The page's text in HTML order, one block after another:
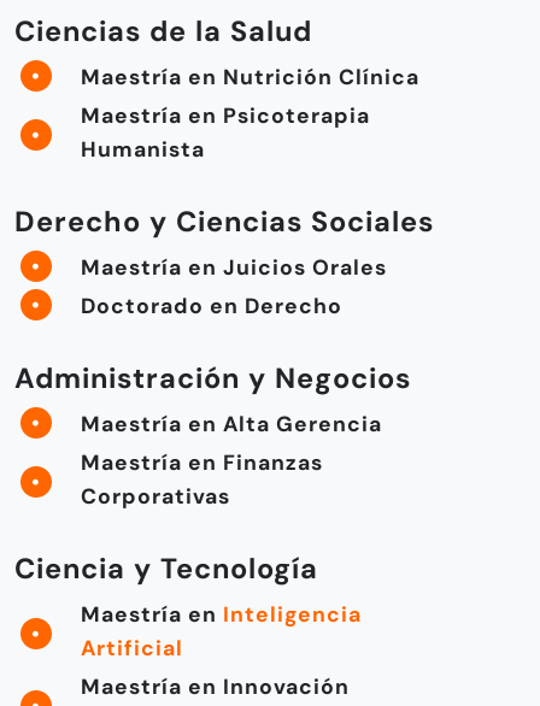
Ciencias de la Salud
Maestría en Nutrición Clínica
Maestría en Psicoterapia
Humanista
Derecho y Ciencias Sociales
Maestría en Juicios Orales
Doctorado en Derecho
Administración y Negocios
Maestría en Alta Gerencia
Maestría en Finanzas
Corporativas
Ciencia y Tecnología
Maestría en Inteligencia
Artificial
Maestría en Innovación